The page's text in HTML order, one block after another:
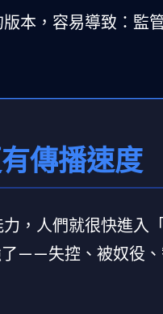
本，容易導致：監
傳播速度
，人們就很快進入
——失控、被奴役